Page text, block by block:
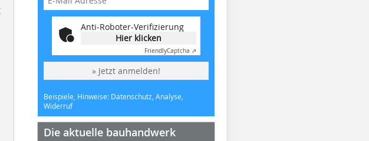
Anti-Roboter-Verifizierung
Hier klicken
FriendlyCaptcha ⇗
» Jetzt anmelden!
Beispiele, Hinweise: Datenschutz, Analyse,
Widerruf
Die aktuelle bauhandwerk